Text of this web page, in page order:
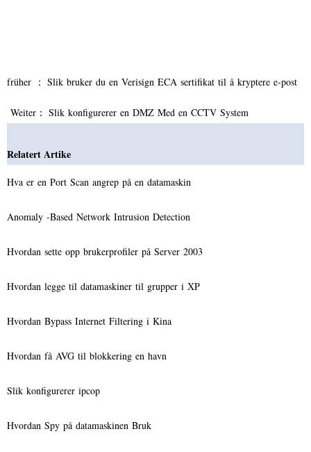
früher ： Slik bruker du en Verisign ECA sertifikat til å kryptere e-post
Weiter： Slik konfigurerer en DMZ Med en CCTV System
Relatert Artike
Hva er en Port Scan angrep på en datamaskin
Anomaly -Based Network Intrusion Detection
Hvordan sette opp brukerprofiler på Server 2003
Hvordan legge til datamaskiner til grupper i XP
Hvordan Bypass Internet Filtering i Kina
Hvordan få AVG til blokkering en havn
Slik konfigurerer ipcop
Hvordan Spy på datamaskinen Bruk